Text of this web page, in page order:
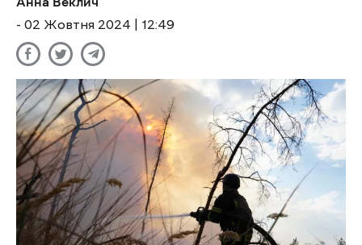
- 02 Жовтня 2024 | 12:49